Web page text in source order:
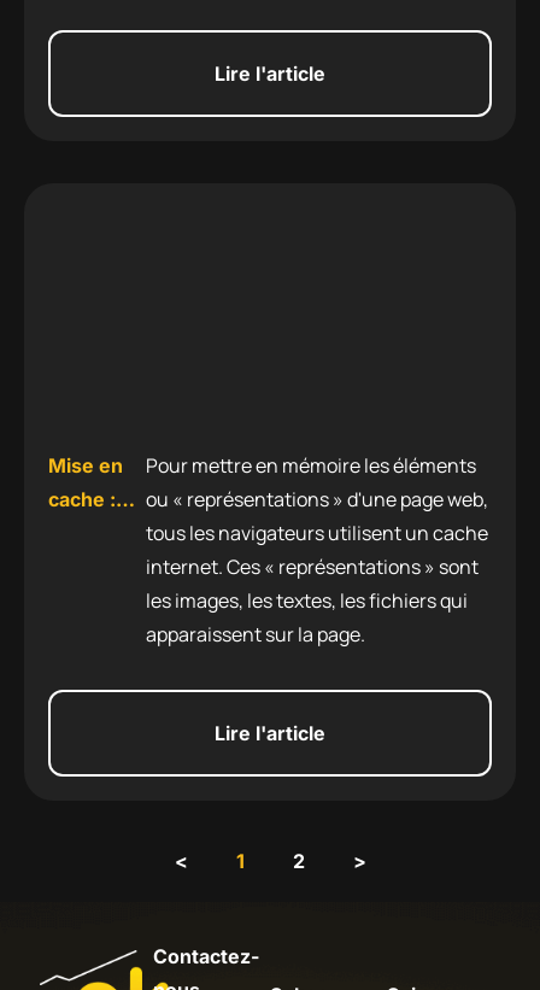
Lire l'article
Mise en
cache :
chargement
Pour mettre en mémoire les éléments
ou « représentations » d'une page web,
tous les navigateurs utilisent un cache
internet. Ces « représentations » sont
les images, les textes, les fichiers qui
apparaissent sur la page.
Lire l'article
< 1 2 >
Contactez-